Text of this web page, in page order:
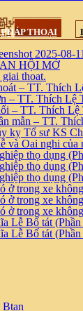
PHÁP THOẠI
HỘI MỞ
– TT. Thích
– TT. Thích Lệ
– TT. Thích Lệ
mẫn – TT.
kỵ Tổ sư KS
và Oai nghi của
thọ dụng
thọ dụng
thọ dụng
ở trong xe
ở trong xe
ở trong xe
Lễ Bố tát (Phần
Lễ Bố tát (Phần